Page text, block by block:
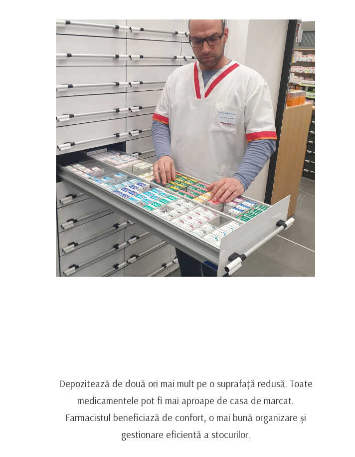
Depozitează de două ori mai mult pe o suprafață redusă. Toate
medicamentele pot fi mai aproape de casa de marcat.
Farmacistul beneficiază de confort, o mai bună organizare și
gestionare eficientă a stocurilor.